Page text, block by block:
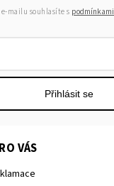
VÁS
mailu souhlasíte s
Přihlásit se